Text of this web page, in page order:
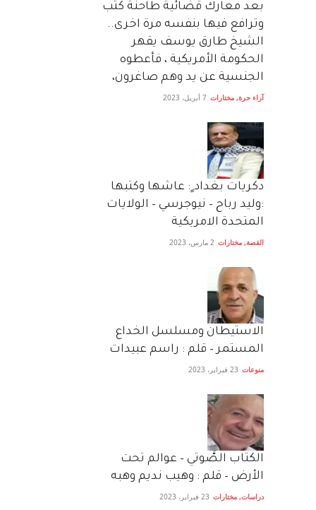
بعد معارك قضائية طاحنة كتب
وترافع فيها بنفسه مرة اخرى..
الشيخ طارق يوسف يقهر
الحكومة الأمريكية ، فأعطوه
الجنسية عن يد وهم صاغرون،
آراء حرة, مختارات 7 أبريل، 2023
دكريات بغداد ٍ: عاشها وكتبها
:وليد رباح – نيوجرسي – الولايات
المتحدة الامريكية
القصة, مختارات 2 مارس، 2023
الاستيطان ومسلسل الخداع
المستمر – قلم : راسم عبيدات
منوعات 23 فبراير، 2023
الكتاب الصَّوتي – عوالم تحت
الأرض – قلم : وهيب نديم وهبه
دراسات, مختارات 23 فبراير، 2023